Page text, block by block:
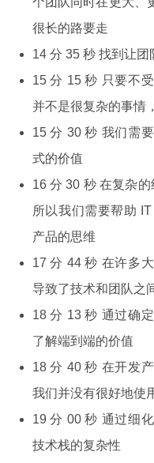
很长的路要走
14 分 35 秒 找到让
15 分 15 秒 只要不
并不是很复杂的事情
15 分 30 秒 我们需
式的价值
16 分 30 秒 在复杂的
所以我们需要帮助
产品的思维
17 分 44 秒 在许多
导致了技术和团队之
18 分 13 秒 通过确
了解端到端的价值
18 分 40 秒 在开发
我们并没有很好地使
19 分 00 秒 通过细
技术栈的复杂性